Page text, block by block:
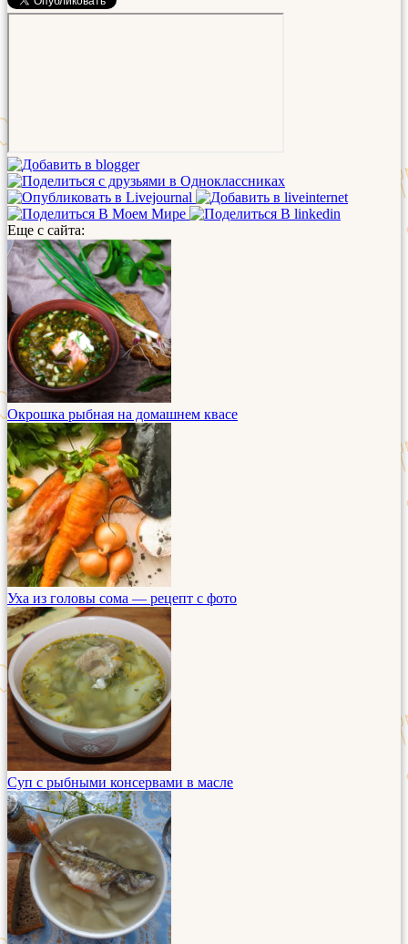
Еще с сайта:
Окрошка рыбная на домашнем квасе
Уха из головы сома — рецепт с фото
Суп с рыбными консервами в масле